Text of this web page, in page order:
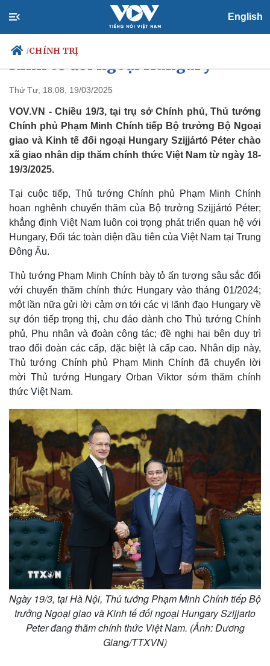
English
/CHÍNH TRỊ
Chính trị
Đảng
Tổ chức nhân sự
Quốc hội
Nhận diện sự thật
Xã hội
Tin 24h
Dự báo thời tiết
Giáo dục
Biển đảo
Thế giới
Quan sát
Cuộc sống đó đây
Hồ sơ
Multimedia
Video
Ảnh
E-Magazine
Infographic
Thủ tướng Phạm Minh Chính
tiếp Bộ trưởng Ngoại giao và
Kinh tế đối ngoại Hungary
Thứ Tư, 18:08, 19/03/2025
VOV.VN - Chiều 19/3, tại trụ sở Chính phủ, Thủ tướng
Chính phủ Phạm Minh Chính tiếp Bộ trưởng Bộ Ngoại
giao và Kinh tế đối ngoại Hungary Szijjártó Péter chào
xã giao nhân dịp thăm chính thức Việt Nam từ ngày 18-
19/3/2025.
Tại cuộc tiếp, Thủ tướng Chính phủ Phạm Minh Chính
hoan nghênh chuyến thăm của Bộ trưởng Szijjártó Péter;
khẳng định Việt Nam luôn coi trọng phát triển quan hệ với
Hungary, Đối tác toàn diện đầu tiên của Việt Nam tại Trung
Đông Âu.
Thủ tướng Phạm Minh Chính bày tỏ ấn tượng sâu sắc đối
với chuyến thăm chính thức Hungary vào tháng 01/2024;
một lần nữa gửi lời cảm ơn tới các vị lãnh đạo Hungary về
sự đón tiếp trọng thị, chu đáo dành cho Thủ tướng Chính
phủ, Phu nhân và đoàn công tác; đề nghị hai bên duy trì
trao đổi đoàn các cấp, đặc biệt là cấp cao. Nhân dịp này,
Thủ tướng Chính phủ Phạm Minh Chính đã chuyển lời
mời Thủ tướng Hungary Orban Viktor sớm thăm chính
thức Việt Nam.
Ngày 19/3, tại Hà Nội, Thủ tướng Phạm Minh Chính tiếp Bộ
trưởng Ngoại giao và Kinh tế đối ngoại Hungary Szijjarto
Peter đang thăm chính thức Việt Nam. (Ảnh: Dương
Giang/TTXVN)